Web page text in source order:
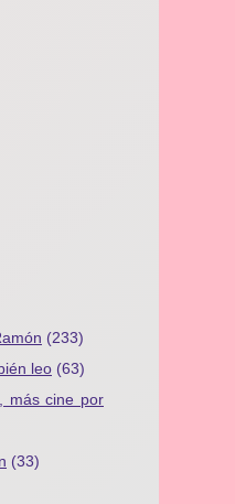
(233)
leo (63)
más cine por
(33)